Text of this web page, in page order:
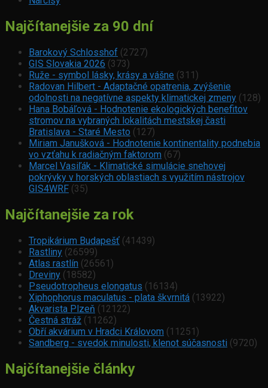
Najčítanejšie za 90 dní
Barokový Schlosshof (2727)
GIS Slovakia 2026 (373)
Ruže - symbol lásky, krásy a vášne (311)
Radovan Hilbert - Adaptačné opatrenia, zvýšenie
odolnosti na negatívne aspekty klimatickej zmeny (128)
Hana Bobáľová - Hodnotenie ekologických benefitov
stromov na vybraných lokalitách mestskej časti
Bratislava - Staré Mesto (127)
Miriam Janušková - Hodnotenie kontinentality podnebia
vo vzťahu k radiačným faktorom (67)
Marcel Vasiľák - Klimatické simulácie snehovej
pokrývky v horských oblastiach s využitím nástrojov
GIS4WRF (35)
Najčítanejšie za rok
Tropikárium Budapešť (41439)
Rastliny (26599)
Atlas rastlín (26561)
Dreviny (18582)
Pseudotropheus elongatus (16134)
Xiphophorus maculatus - plata škvrnitá (13922)
Akvarista Plzeň (12122)
Čestná stráž (11262)
Obří akvárium v Hradci Královom (11251)
Sandberg - svedok minulosti, klenot súčasnosti (9720)
Najčítanejšie články